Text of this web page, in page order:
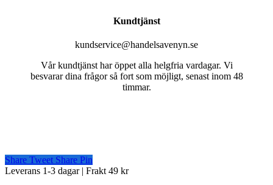
Kundtjänst
kundservice@handelsavenyn.se
Vår kundtjänst har öppet alla helgfria vardagar. Vi
besvarar dina frågor så fort som möjligt, senast inom 48
timmar.
Share Tweet Share Pin
Close
Leverans 1-3 dagar | Frakt 49 kr